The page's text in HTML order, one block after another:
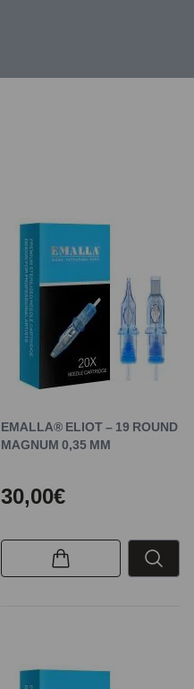
EMALLA® ELIOT – 19 ROUND
MAGNUM 0,35 MM
30,00€